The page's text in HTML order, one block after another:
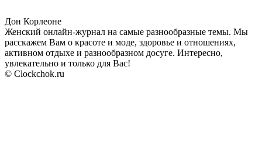
Дон Корлеоне
Женский онлайн-журнал на самые разнообразные темы. Мы
расскажем Вам о красоте и моде, здоровье и отношениях,
активном отдыхе и разнообразном досуге. Интересно,
увлекательно и только для Вас!
© Clockchok.ru